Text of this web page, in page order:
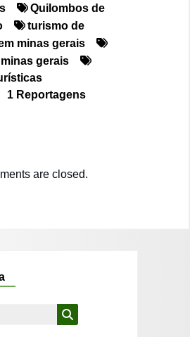
Quilombos de
turismo de
minas gerais
gerais
1 Reportagens
are closed.
Busca
para: